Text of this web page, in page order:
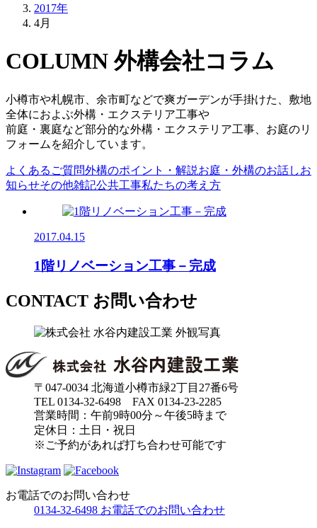
2017年
4月
COLUMN 外構会社コラム
小樽市や札幌市、余市町などで爽ガーデンが手掛けた、敷地
全体におよぶ外構・エクステリア工事や
前庭・裏庭など部分的な外構・エクステリア工事、お庭のリ
フォームを紹介しています。
よくあるご質問外構のポイント・解説お庭・外構のお話しお
知らせその他雑記公共工事私たちの考え方
2017.04.15
1階リノベーション工事－完成
CONTACT お問い合わせ
〒047-0034 北海道小樽市緑2丁目27番6号
TEL 0134-32-6498 FAX 0134-23-2285
営業時間：午前9時00分～午後5時まで
定休日：土日・祝日
※ご予約があれば打ち合わせ可能です
お電話でのお問い合わせ
0134-32-6498 お電話でのお問い合わせ